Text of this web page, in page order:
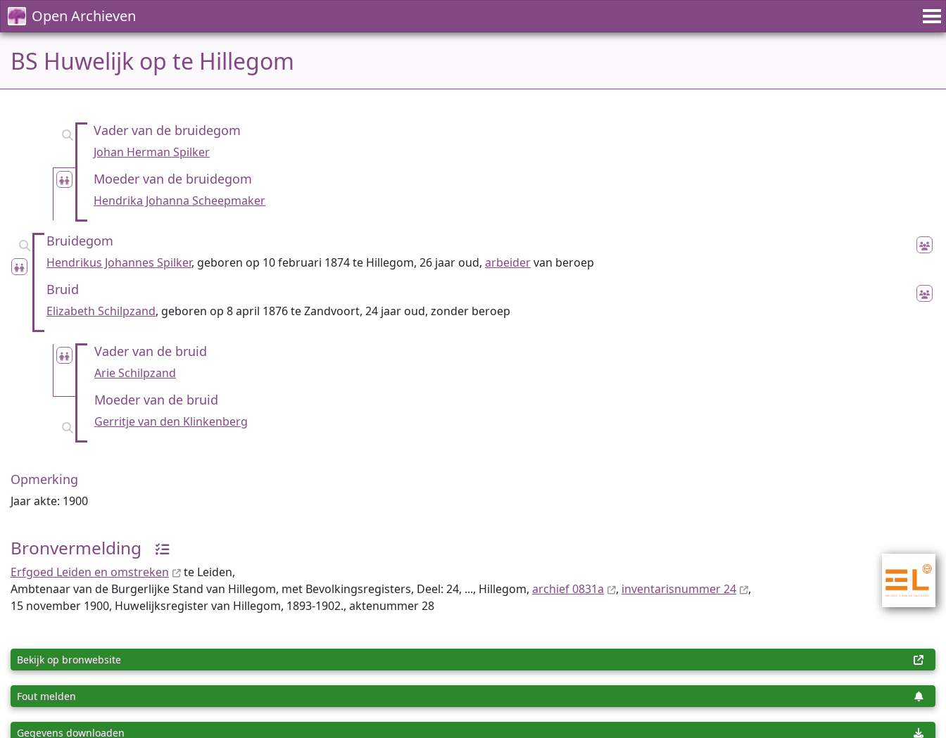
Open Archieven
BS Huwelijk op te Hillegom
Vader van de bruidegom
Johan Herman Spilker
Moeder van de bruidegom
Hendrika Johanna Scheepmaker
Bruidegom
Hendrikus Johannes Spilker, geboren op 10 februari 1874 te Hillegom, 26 jaar oud, arbeidervan beroep
Bruid
Elizabeth Schilpzand, geboren op 8 april 1876 te Zandvoort, 24 jaar oud, zonder beroep
Vader van de bruid
Arie Schilpzand
Moeder van de bruid
Gerritje van den Klinkenberg
Opmerking
Jaar akte: 1900
Bronvermelding
Erfgoed Leiden en omstreken
te Leiden,
Ambtenaar van de Burgerlijke Stand van Hillegom, met Bevolkingsregisters, Deel: 24, ..., Hillegom, archief 0831a , inventaris­num­mer 24
,
15 november 1900, Huwelijksregister van Hillegom, 1893-1902., aktenummer 28
Bekijk op bronwebsite
Fout melden
Gegevens downloaden